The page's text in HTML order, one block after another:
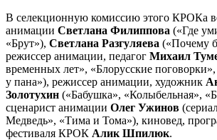
В селекционную комиссию этого КРОКа
анимации Светлана Филиппова («Где
«Брут»), Светлана Разгуляева («Почему
режиссер анимации, педагог Михаил
временных лет», «Блорусские
у пана»), режиссер анимации, художник
Золотухин («Бабушка», «Колыбельная»,
сценарист анимации Олег Ужинов
Медведь», «Тима и Тома»), киновед,
фестиваля КРОК Алик Шпилюк.